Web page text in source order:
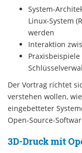
System-
Linux-System
werden
Interaktion
Der Vortrag richtet
verstehen wollen,
eingebetteter
Open-Source-
3D-Druck mit